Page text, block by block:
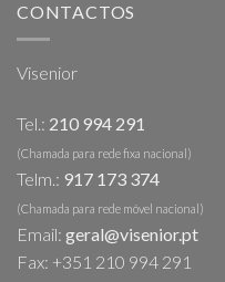
CONTACTOS
Visenior
Tel.: 210 994 291
(Chamada para rede fixa nacional)
Telm.: 917 173 374
(Chamada para rede móvel nacional)
Email: geral@visenior.pt
Fax: +351 210 994 291